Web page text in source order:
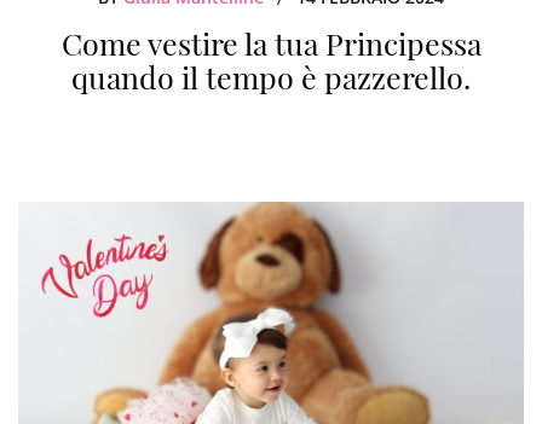
Come vestire la tua Principessa
quando il tempo è pazzerello.